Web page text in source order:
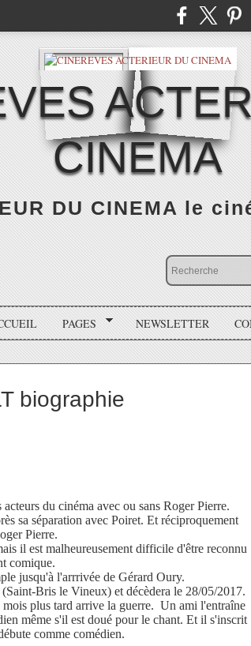
CINEMA
DU CINEMA le
PAGES NEWSLETTER
biographie
du cinéma avec ou sans Roger Pierre.
sa séparation avec Poiret. Et réciproquement
Pierre.
il est malheureusement difficile d'être reconnu
comique.
jusqu'à l'arrrivée de Gérard Oury.
Bris le Vineux) et décèdera le 28/05/2017.
plus tard arrive la guerre. Un ami l'entraîne
même s'il est doué pour le chant. Et il s'inscrit
comme comédien.